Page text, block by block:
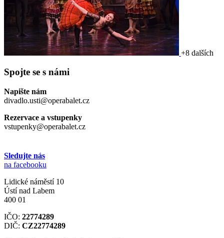
+8 dalších
Spojte se s námi
Napište nám
divadlo.usti@operabalet.cz
Rezervace a vstupenky
vstupenky@operabalet.cz
Sledujte nás
na facebooku
Lidické náměstí 10
Ústí nad Labem
400 01
IČO: 22774289
DIČ: CZ22774289